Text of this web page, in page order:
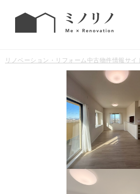
リノベーション・リフォーム中古物件情報サイ